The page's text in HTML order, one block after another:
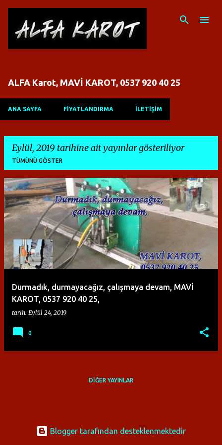
ALFA Karot, MAVİ KAROT, 0537 920 40 25
ANA SAYFA FİYATLANDIRMA İLETİŞİM
Eylül, 2019 tarihine ait yayınlar gösteriliyor
TÜMÜNÜ GÖSTER
K
a
y
t
Durmadık, durmayacağız, çalışmaya devam, MAVİ
KAROT, 0537 920 40 25,
tarih: Eylül 24, 2019
0
DIĞER YAYINLAR
Blogger tarafından desteklenmektedir